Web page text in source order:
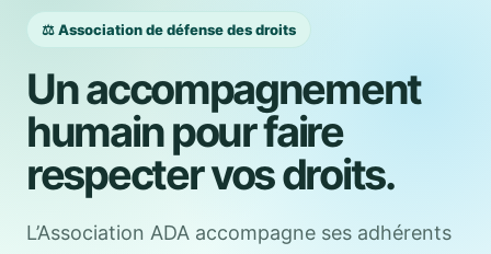
⚖️ Association de défense des droits
Un accompagnement
humain pour faire
respecter vos droits.
L’Association ADA accompagne ses adhérents